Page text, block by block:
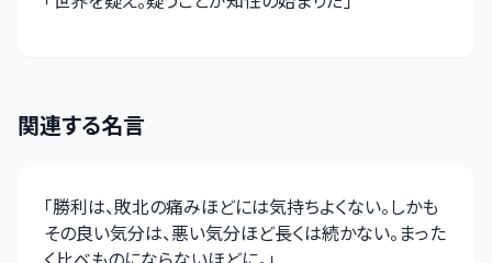
関連する名言
「勝利は、敗北の痛みほどには気持ちよくない。しかも
その良い気分は、悪い気分ほど長くは続かない。まった